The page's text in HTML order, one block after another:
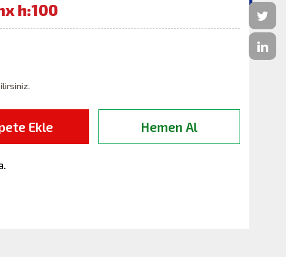
h:100
Ekle Hemen Al